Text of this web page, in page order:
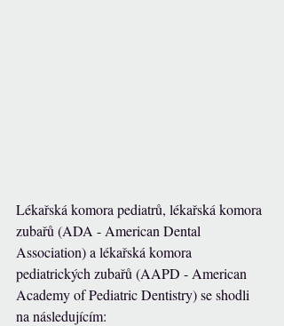
Lékařská komora pediatrů, lékařská komora
zubařů (ADA - American Dental
Association) a lékařská komora
pediatrických zubařů (AAPD - American
Academy of Pediatric Dentistry) se shodli
na následujícím: